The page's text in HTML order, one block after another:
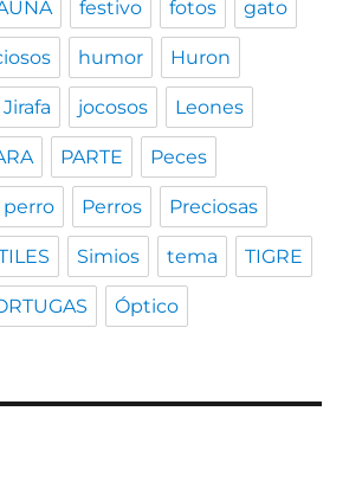
festivo fotos gato
humor Huron
Jirafa jocosos Leones
PARTE Peces
perro Perros Preciosas
Simios tema TIGRE
Óptico